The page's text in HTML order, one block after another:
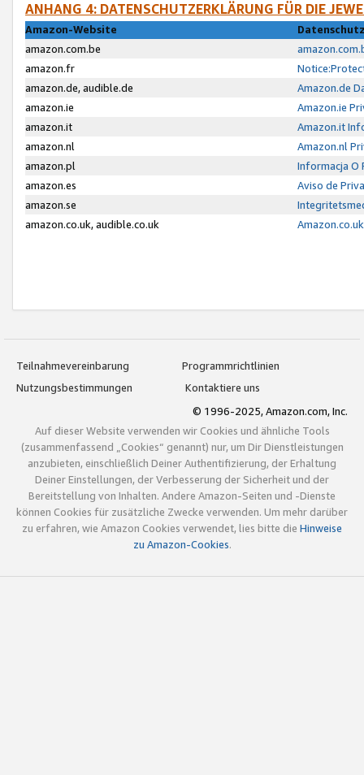
ANHANG 4: DATENSCHUTZERKLÄRUNG FÜR DIE
Amazon-Website
amazon.com.be
amazon.fr
amazon.de, audible.de
Amazon.de
amazon.ie
Amazon.ie
amazon.it
Amazon.it
amazon.nl
Amazon.nl
amazon.pl
Informacja O
amazon.es
Aviso de
amazon.se
amazon.co.uk, audible.co.uk
Teilnahmevereinbarung
Programmrichtlinien
Nutzungsbestimmungen
Kontaktiere uns
© 1996-2025, Amazon.com, Inc.
Auf dieser Website verwenden wir Cookies und ähnliche Tools
(zusammenfassend „Cookies“ genannt) nur, um Dir Dienstleistungen
anzubieten, einschließlich Deiner Authentifizierung, der Erhaltung
Deiner Einstellungen, der Verbesserung der Sicherheit und der
Bereitstellung von Inhalten. Andere Amazon-Seiten und -Dienste
können Cookies für zusätzliche Zwecke verwenden. Um mehr darüber
zu erfahren, wie Amazon Cookies verwendet, lies bitte die Hinweise
zu Amazon-Cookies.